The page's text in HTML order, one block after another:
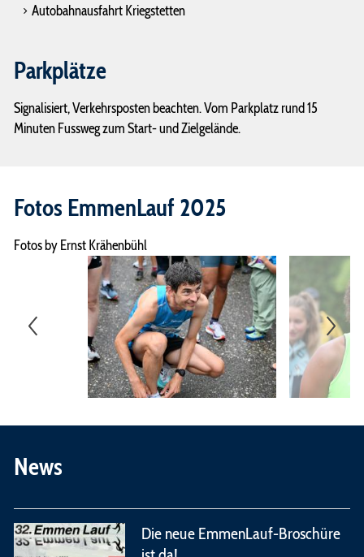
Autobahnausfahrt Kriegstetten
Parkplätze
Signalisiert, Verkehrsposten beachten. Vom Parkplatz rund 15
Minuten Fussweg zum Start- und Zielgelände.
Fotos EmmenLauf 2025
Fotos by Ernst Krähenbühl
News
Die neue EmmenLauf-Broschüre